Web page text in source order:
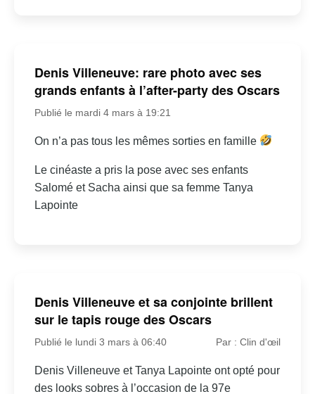
Denis Villeneuve: rare photo avec ses
grands enfants à l’after-party des Oscars
Publié le mardi 4 mars à 19:21
On n’a pas tous les mêmes sorties en famille
Le cinéaste a pris la pose avec ses enfants
Salomé et Sacha ainsi que sa femme Tanya
Lapointe
Denis Villeneuve et sa conjointe brillent
sur le tapis rouge des Oscars
Publié le lundi 3 mars à 06:40 Par : Clin d'œil
Denis Villeneuve et Tanya Lapointe ont opté pour
des looks sobres à l’occasion de la 97e